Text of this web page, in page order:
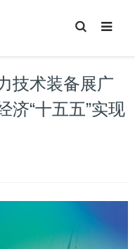
T
o
g
e
S
e
a
r
技术装备展广
济“十五五”实现